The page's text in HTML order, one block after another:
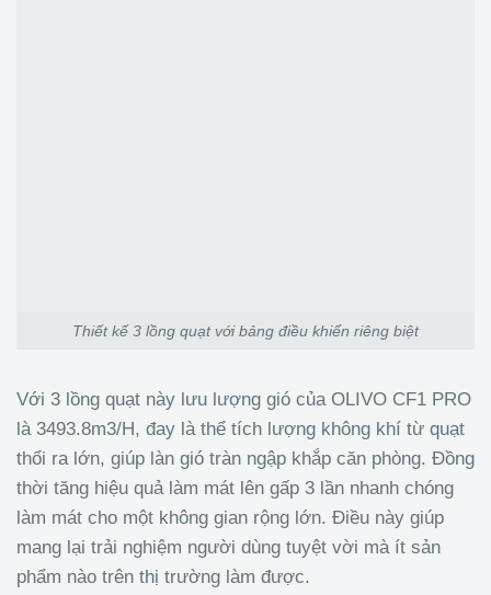
Thiết kế 3 lồng quạt với bảng điều khiển riêng biệt
Với 3 lồng quạt này lưu lượng gió của OLIVO CF1 PRO
là 3493.8m3/H, đay là thể tích lượng không khí từ quạt
thổi ra lớn, giúp làn gió tràn ngập khắp căn phòng. Đồng
thời tăng hiệu quả làm mát lên gấp 3 lần nhanh chóng
làm mát cho một không gian rộng lớn. Điều này giúp
mang lại trải nghiệm người dùng tuyệt vời mà ít sản
phẩm nào trên thị trường làm được.